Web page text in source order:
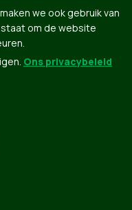
we ook gebruik van
om de website
Ons privacybeleid